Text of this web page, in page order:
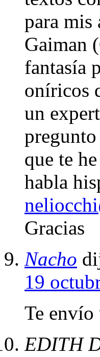
para mis
Gaiman
fantasía
oníricos
un
que te
habla
Gracias
Nacho
19
Te envío
EDITH